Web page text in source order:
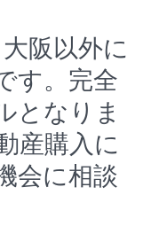
阪以外に
す。完全
となりま
産購入に
会に相談